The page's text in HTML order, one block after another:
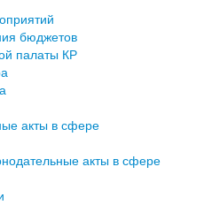
бюджетов
палаты КР
акты в сфере
акты в сфере